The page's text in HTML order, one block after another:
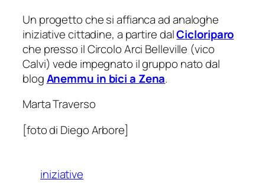
Un progetto che si affianca ad analoghe
iniziative cittadine, a partire dalCicloriparo
che presso il Circolo Arci Belleville (vico
Calvi) vede impegnato il gruppo nato dal
blogAnemmu in bici a Zena.
Marta Traverso
[foto di Diego Arbore]
iniziative